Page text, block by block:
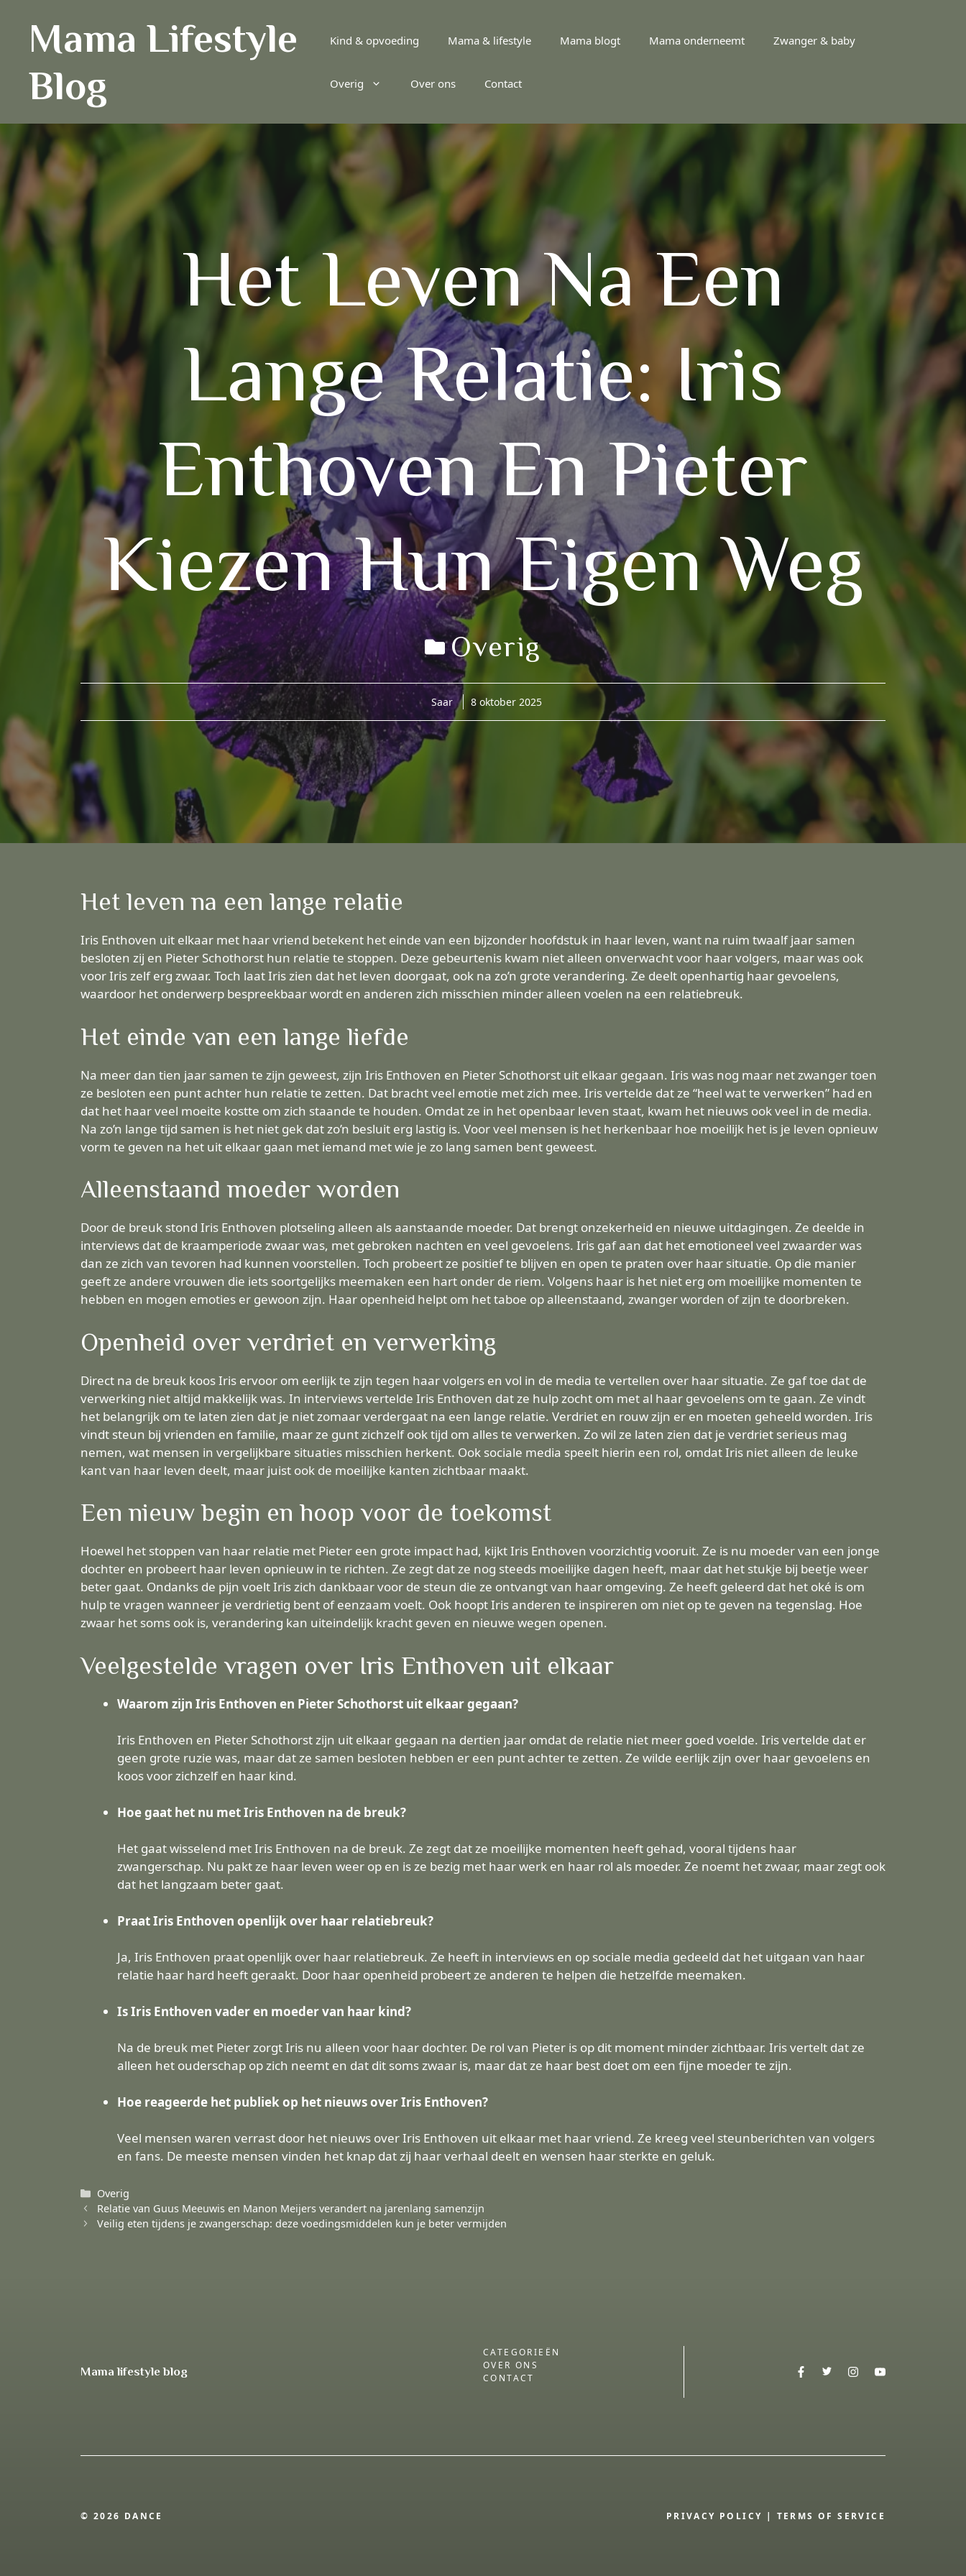
Mama Lifestyle
Blog
Kind & opvoeding Mama & lifestyle Mama blogt Mama onderneemt Zwanger & baby
Overig Over ons Contact
Het Leven Na Een
Lange Relatie: Iris
Enthoven En Pieter
Kiezen Hun Eigen Weg
Overig
Saar 8 oktober 2025
Het leven na een lange relatie
Iris Enthoven uit elkaar met haar vriend betekent het einde van een bijzonder hoofdstuk in haar leven, want na ruim twaalf jaar samen
besloten zij en Pieter Schothorst hun relatie te stoppen. Deze gebeurtenis kwam niet alleen onverwacht voor haar volgers, maar was ook
voor Iris zelf erg zwaar. Toch laat Iris zien dat het leven doorgaat, ook na zo’n grote verandering. Ze deelt openhartig haar gevoelens,
waardoor het onderwerp bespreekbaar wordt en anderen zich misschien minder alleen voelen na een relatiebreuk.
Het einde van een lange liefde
Na meer dan tien jaar samen te zijn geweest, zijn Iris Enthoven en Pieter Schothorst uit elkaar gegaan. Iris was nog maar net zwanger toen
ze besloten een punt achter hun relatie te zetten. Dat bracht veel emotie met zich mee. Iris vertelde dat ze “heel wat te verwerken” had en
dat het haar veel moeite kostte om zich staande te houden. Omdat ze in het openbaar leven staat, kwam het nieuws ook veel in de media.
Na zo’n lange tijd samen is het niet gek dat zo’n besluit erg lastig is. Voor veel mensen is het herkenbaar hoe moeilijk het is je leven opnieuw
vorm te geven na het uit elkaar gaan met iemand met wie je zo lang samen bent geweest.
Alleenstaand moeder worden
Door de breuk stond Iris Enthoven plotseling alleen als aanstaande moeder. Dat brengt onzekerheid en nieuwe uitdagingen. Ze deelde in
interviews dat de kraamperiode zwaar was, met gebroken nachten en veel gevoelens. Iris gaf aan dat het emotioneel veel zwaarder was
dan ze zich van tevoren had kunnen voorstellen. Toch probeert ze positief te blijven en open te praten over haar situatie. Op die manier
geeft ze andere vrouwen die iets soortgelijks meemaken een hart onder de riem. Volgens haar is het niet erg om moeilijke momenten te
hebben en mogen emoties er gewoon zijn. Haar openheid helpt om het taboe op alleenstaand, zwanger worden of zijn te doorbreken.
Openheid over verdriet en verwerking
Direct na de breuk koos Iris ervoor om eerlijk te zijn tegen haar volgers en vol in de media te vertellen over haar situatie. Ze gaf toe dat de
verwerking niet altijd makkelijk was. In interviews vertelde Iris Enthoven dat ze hulp zocht om met al haar gevoelens om te gaan. Ze vindt
het belangrijk om te laten zien dat je niet zomaar verdergaat na een lange relatie. Verdriet en rouw zijn er en moeten geheeld worden. Iris
vindt steun bij vrienden en familie, maar ze gunt zichzelf ook tijd om alles te verwerken. Zo wil ze laten zien dat je verdriet serieus mag
nemen, wat mensen in vergelijkbare situaties misschien herkent. Ook sociale media speelt hierin een rol, omdat Iris niet alleen de leuke
kant van haar leven deelt, maar juist ook de moeilijke kanten zichtbaar maakt.
Een nieuw begin en hoop voor de toekomst
Hoewel het stoppen van haar relatie met Pieter een grote impact had, kijkt Iris Enthoven voorzichtig vooruit. Ze is nu moeder van een jonge
dochter en probeert haar leven opnieuw in te richten. Ze zegt dat ze nog steeds moeilijke dagen heeft, maar dat het stukje bij beetje weer
beter gaat. Ondanks de pijn voelt Iris zich dankbaar voor de steun die ze ontvangt van haar omgeving. Ze heeft geleerd dat het oké is om
hulp te vragen wanneer je verdrietig bent of eenzaam voelt. Ook hoopt Iris anderen te inspireren om niet op te geven na tegenslag. Hoe
zwaar het soms ook is, verandering kan uiteindelijk kracht geven en nieuwe wegen openen.
Veelgestelde vragen over Iris Enthoven uit elkaar
Waarom zijn Iris Enthoven en Pieter Schothorst uit elkaar gegaan?
Iris Enthoven en Pieter Schothorst zijn uit elkaar gegaan na dertien jaar omdat de relatie niet meer goed voelde. Iris vertelde dat er
geen grote ruzie was, maar dat ze samen besloten hebben er een punt achter te zetten. Ze wilde eerlijk zijn over haar gevoelens en
koos voor zichzelf en haar kind.
Hoe gaat het nu met Iris Enthoven na de breuk?
Het gaat wisselend met Iris Enthoven na de breuk. Ze zegt dat ze moeilijke momenten heeft gehad, vooral tijdens haar
zwangerschap. Nu pakt ze haar leven weer op en is ze bezig met haar werk en haar rol als moeder. Ze noemt het zwaar, maar zegt ook
dat het langzaam beter gaat.
Praat Iris Enthoven openlijk over haar relatiebreuk?
Ja, Iris Enthoven praat openlijk over haar relatiebreuk. Ze heeft in interviews en op sociale media gedeeld dat het uitgaan van haar
relatie haar hard heeft geraakt. Door haar openheid probeert ze anderen te helpen die hetzelfde meemaken.
Is Iris Enthoven vader en moeder van haar kind?
Na de breuk met Pieter zorgt Iris nu alleen voor haar dochter. De rol van Pieter is op dit moment minder zichtbaar. Iris vertelt dat ze
alleen het ouderschap op zich neemt en dat dit soms zwaar is, maar dat ze haar best doet om een fijne moeder te zijn.
Hoe reageerde het publiek op het nieuws over Iris Enthoven?
Veel mensen waren verrast door het nieuws over Iris Enthoven uit elkaar met haar vriend. Ze kreeg veel steunberichten van volgers
en fans. De meeste mensen vinden het knap dat zij haar verhaal deelt en wensen haar sterkte en geluk.
Categorieën
Overig
Relatie van Guus Meeuwis en Manon Meijers verandert na jarenlang samenzijn
Veilig eten tijdens je zwangerschap: deze voedingsmiddelen kun je beter vermijden
Mama lifestyle blog
CATEGORIEËN
OVER ONS
CONTACT
© 2026 DANCE PRIVACY POLICY | TERMS OF SERVICE